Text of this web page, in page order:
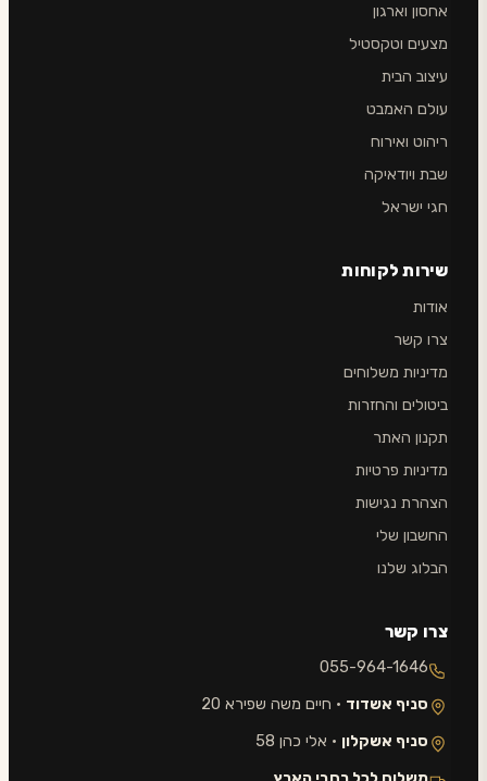
אחסון וארגון
מצעים וטקסטיל
עיצוב הבית
עולם האמבט
ריהוט ואירוח
שבת ויודאיקה
חגי ישראל
שירות לקוחות
אודות
צרו קשר
מדיניות משלוחים
ביטולים והחזרות
תקנון האתר
מדיניות פרטיות
הצהרת נגישות
החשבון שלי
הבלוג שלנו
צרו קשר
055-964-1646
סניף אשדוד · חיים משה שפירא 20
סניף אשקלון · אלי כהן 58